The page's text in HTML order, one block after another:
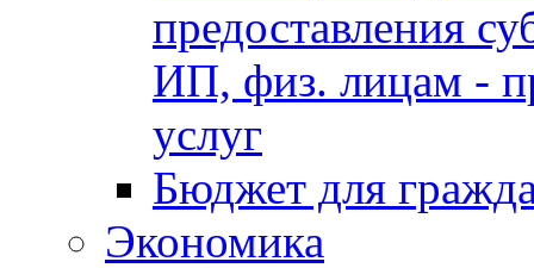
предоставления
ИП, физ. лицам -
услуг
Бюджет для
Экономика